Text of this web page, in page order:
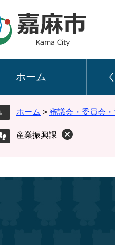
ホーム
ホーム > 審議会・委員会
産業振興課